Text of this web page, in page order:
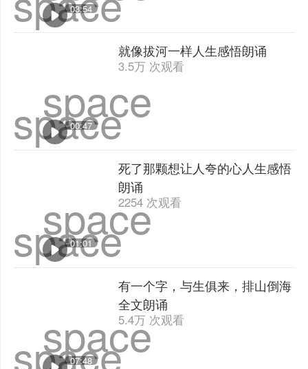
space
space
03:54
3.5万 次观看
space
space
00:47
3.5万 次观看
space
space
01:01
朗诵
2254 次观看